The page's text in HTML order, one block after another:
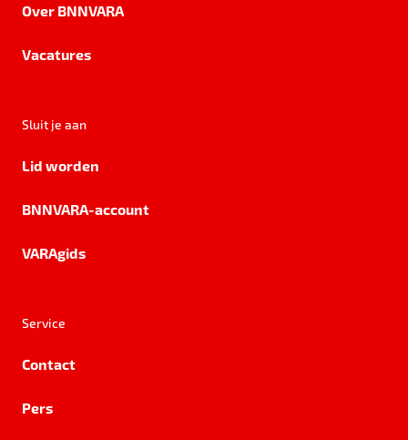
Over BNNVARA
Vacatures
Sluit je aan
Lid worden
BNNVARA-account
VARAgids
Service
Contact
Pers